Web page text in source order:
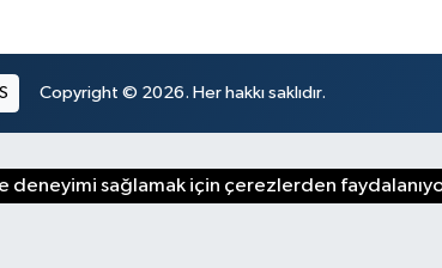
Copyright © 2026. Her hakkı saklıdır.
deneyimi sağlamak için çerezlerden